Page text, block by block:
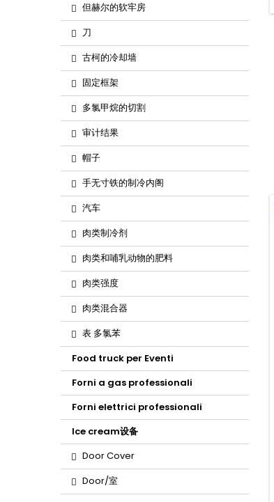
但赫尔的软牢房
刀
古柯的冷却墙
固定框架
多氯甲烷的切割
审计结果
帽子
手无寸铁的制冷内阁
汽车
肉类制冷剂
肉类和哺乳动物的肥料
肉类强度
肉类混合器
表 多氯苯
Food truck per Eventi
Forni a gas professionali
Forni elettrici professionali
Ice cream设备
Door Cover
Door/室